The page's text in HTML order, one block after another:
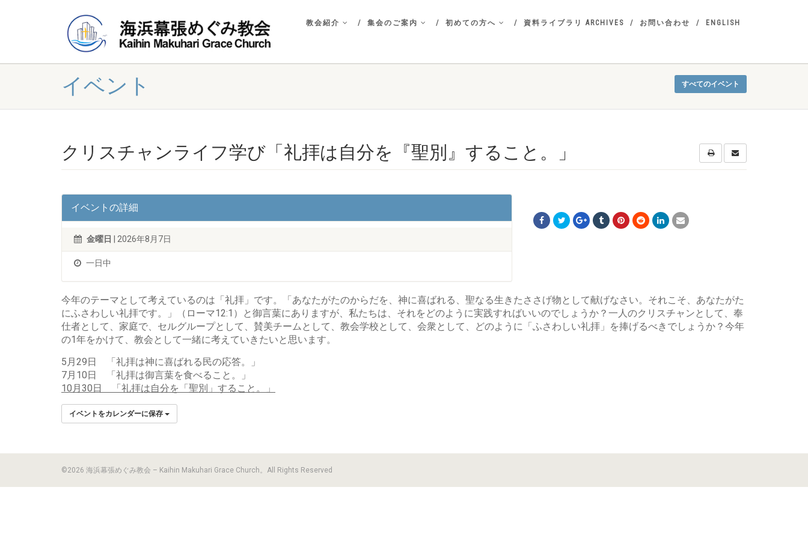
教会紹介 集会のご案内 初めての方へ 資料ライブラリ ARCHIVES お問い合わせ ENGLISH
イベント すべてのイベント
クリスチャンライフ学び「礼拝は自分を『聖別』すること。」
イベントの詳細
金曜日 | 2026年8月7日
一日中
今年のテーマとして考えているのは「礼拝」です。「あなたがたのからだを、神に喜ばれる、聖なる生きたささげ物として献げなさい。それこそ、あなたがた
にふさわしい礼拝です。」（ローマ12:1）と御言葉にありますが、私たちは、それをどのように実践すればいいのでしょうか？一人のクリスチャンとして、奉
仕者として、家庭で、セルグループとして、賛美チームとして、教会学校として、会衆として、どのように「ふさわしい礼拝」を捧げるべきでしょうか？今年
の1年をかけて、教会として一緒に考えていきたいと思います。
5月29日
「礼拝は神に喜ばれる民の応答。」
7月10日
「礼拝は御言葉を食べること。」
10月30日
「礼拝は自分を「聖別」すること。」
イベントをカレンダーに保存
©2026 海浜幕張めぐみ教会 – Kaihin Makuhari Grace Church。All Rights Reserved